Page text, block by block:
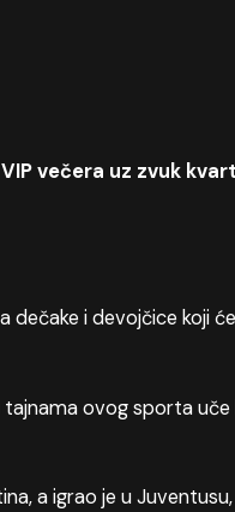
VIP večera uz zvuk
dečake i devojčice koji
ovog sporta
a igrao je u Juventusu,